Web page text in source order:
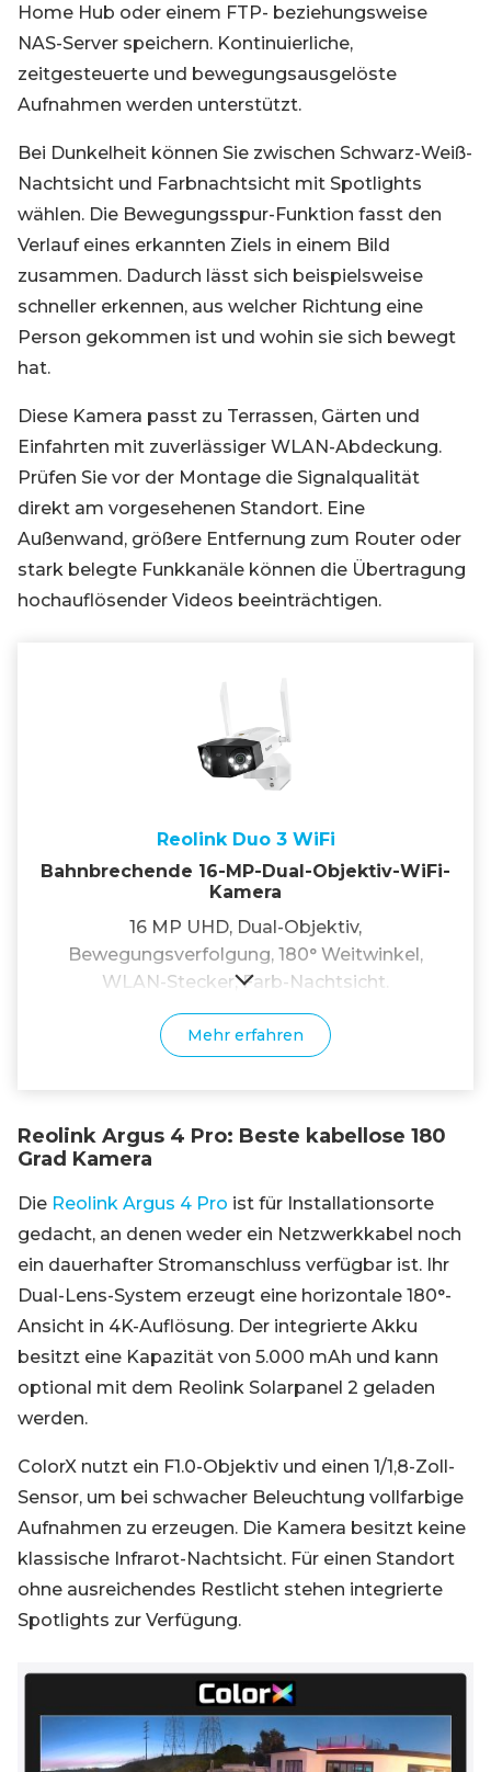
Home Hub oder einem FTP- beziehungsweise
NAS-Server speichern. Kontinuierliche,
zeitgesteuerte und bewegungsausgelöste
Aufnahmen werden unterstützt.
Bei Dunkelheit können Sie zwischen Schwarz-Weiß-
Nachtsicht und Farbnachtsicht mit Spotlights
wählen. Die Bewegungsspur-Funktion fasst den
Verlauf eines erkannten Ziels in einem Bild
zusammen. Dadurch lässt sich beispielsweise
schneller erkennen, aus welcher Richtung eine
Person gekommen ist und wohin sie sich bewegt
hat.
Diese Kamera passt zu Terrassen, Gärten und
Einfahrten mit zuverlässiger WLAN-Abdeckung.
Prüfen Sie vor der Montage die Signalqualität
direkt am vorgesehenen Standort. Eine
Außenwand, größere Entfernung zum Router oder
stark belegte Funkkanäle können die Übertragung
hochauflösender Videos beeinträchtigen.
Reolink Duo 3 WiFi
Bahnbrechende 16-MP-Dual-Objektiv-WiFi-
Kamera
16 MP UHD, Dual-Objektiv,
Bewegungsverfolgung, 180° Weitwinkel,
WLAN-Stecker, Farb-Nachtsicht.
Mehr erfahren
Reolink Argus 4 Pro: Beste kabellose 180
Grad Kamera
Die Reolink Argus 4 Pro ist für Installationsorte
gedacht, an denen weder ein Netzwerkkabel noch
ein dauerhafter Stromanschluss verfügbar ist. Ihr
Dual-Lens-System erzeugt eine horizontale 180°-
Ansicht in 4K-Auflösung. Der integrierte Akku
besitzt eine Kapazität von 5.000 mAh und kann
optional mit dem Reolink Solarpanel 2 geladen
werden.
ColorX nutzt ein F1.0-Objektiv und einen 1/1,8-Zoll-
Sensor, um bei schwacher Beleuchtung vollfarbige
Aufnahmen zu erzeugen. Die Kamera besitzt keine
klassische Infrarot-Nachtsicht. Für einen Standort
ohne ausreichendes Restlicht stehen integrierte
Spotlights zur Verfügung.